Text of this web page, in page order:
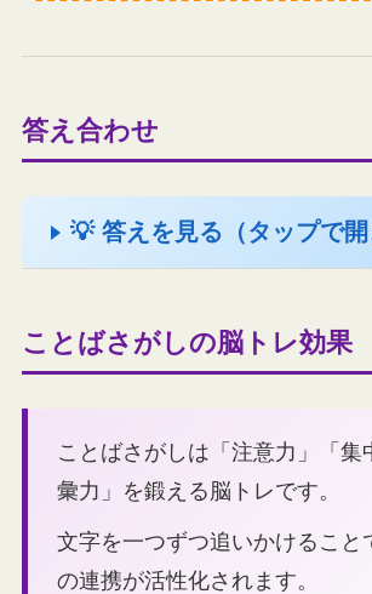
答え合わせ
💡 答えを見る（タップで開
ことばさがしの脳トレ効果
ことばさがしは「注意力」「集
彙力」を鍛える脳トレです。
文字を一つずつ追いかけること
の連携が活性化されます。